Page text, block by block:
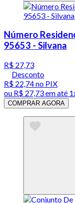
Número
95653 - Silvana
R$ 27,73
Desconto
R$ 22,74no PIX
ou R$ 27,73em até
COMPRAR AGORA